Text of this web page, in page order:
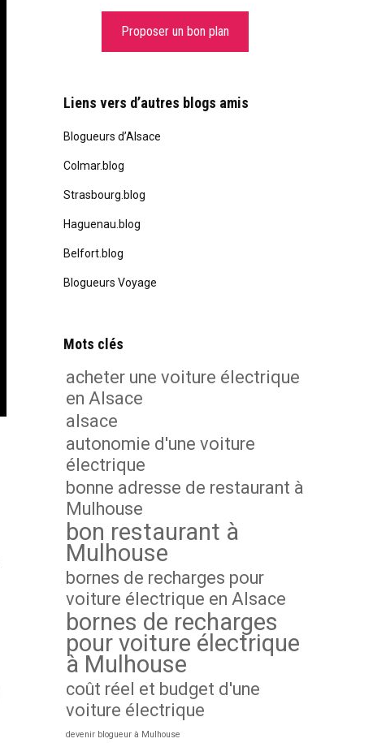
Proposer un bon plan
Liens vers d’autres blogs amis
Blogueurs d’Alsace
Colmar.blog
Strasbourg.blog
Haguenau.blog
Belfort.blog
Blogueurs Voyage
Mots clés
acheter une voiture électrique
en Alsace
alsace
autonomie d'une voiture
électrique
bonne adresse de restaurant à
Mulhouse
bon restaurant à
Mulhouse
bornes de recharges pour
voiture électrique en Alsace
bornes de recharges
pour voiture électrique
à Mulhouse
coût réel et budget d'une
voiture électrique
devenir blogueur à Mulhouse